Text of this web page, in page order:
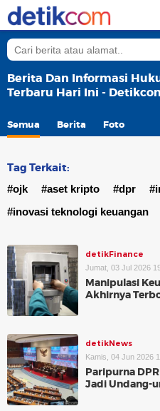
Berita Dan Informasi
Terbaru Hari Ini -
Semua Berita Foto
Tag Terkait:
#ojk #aset kripto #dpr
#inovasi teknologi keuangan
detikFinance
Jumat, 03 Jul 2026
Manipulasi
Akhirnya
detikNews
Kamis, 04 Jun 2026
Paripurna
Jadi Undang-